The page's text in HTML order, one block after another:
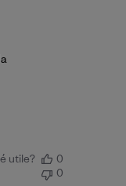
utile?
0
0